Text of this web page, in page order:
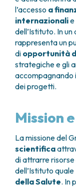
LAVORA CON
TUMORI
TUMORI
TUMORE
TUMORI RENE
TUMORI
TUMORI
TUMORI
FIBROMI
TUMORE
TUMORI
TUMORI
TUMORI OVAIO
TUMORI
DAY
MEDICINA
ONCOLOGIA
AREE
ANESTESIA E
CHIRURGIA
CHIRURGIA
CHIRURGIA
CHIRURGIA
CHIRURGIA
PER I
CONTATTI
RICOVERI
COME
OSPITALITÀ
ASSISTENTE
DOCUMENTI
LISTE D’ATTESA
RICERCA
DIREZIONE
GRANT OFFICE
LABORATORI
PROGETTI
SOSTIENI LA
STUDI
HOSPICE
NEWS
SOSTIENI
l’accesso a
internazionali
dell’Istituto. In
rappresenta un
di opportunità
strategiche e gli
accompagnando
dei progetti.
Mission
La missione del
scientifica
di attrarre risorse
dell’Istituto quale
della Salute. In